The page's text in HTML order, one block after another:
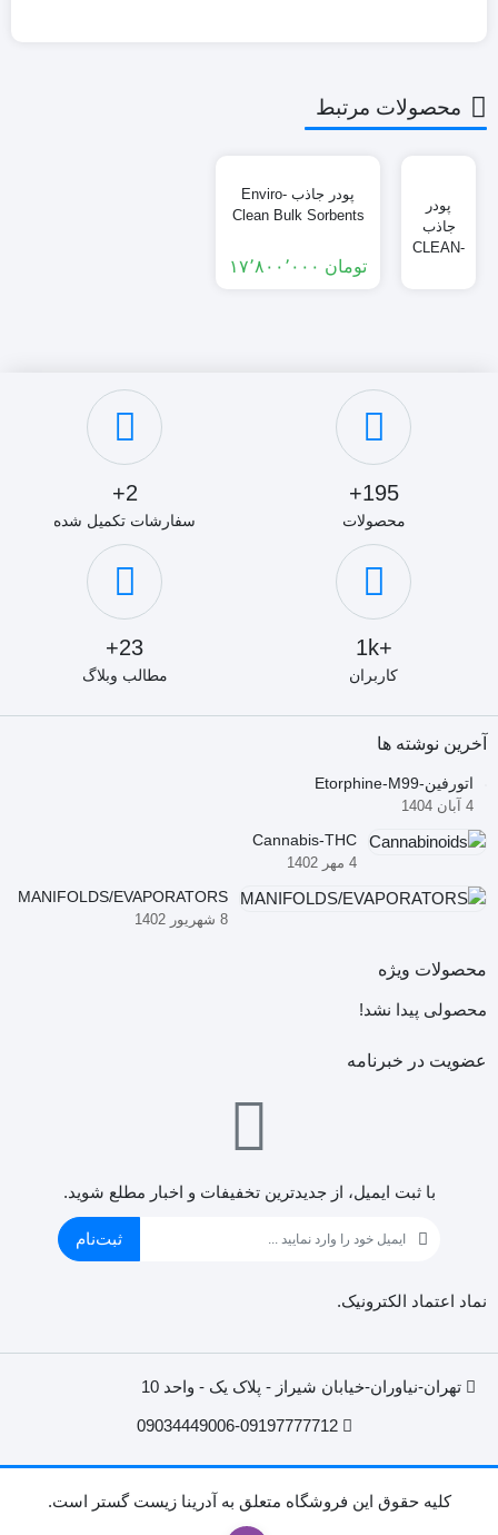
محصولات مرتبط
پودر
جاذب
CLEAN-
پودر جاذب Enviro-
Clean Bulk Sorbents
تومان
195+
محصولات
2+
سفارشات تکمیل شده
+1k
کاربران
23+
مطالب وبلاگ
آخرین نوشته ها
اتورفین-Etorphine-M99
4 آبان 1404
Cannabis-THC
4 مهر 1402
MANIFOLDS/EVAPORATORS
8 شهریور 1402
محصولات ویژه
محصولی پیدا نشد!
عضویت در خبرنامه
با ثبت ایمیل، از جدید‌ترین تخفیفات و اخبار مطلع شوید.
ثبت‌نام
نماد اعتماد الکترونیک.
تهران-نیاوران-خیابان شیراز - پلاک یک - واحد 10
09034449006-09197777712
کليه حقوق اين فروشگاه متعلق به آدرینا زیست گستر است.